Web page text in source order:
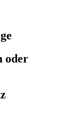
oder